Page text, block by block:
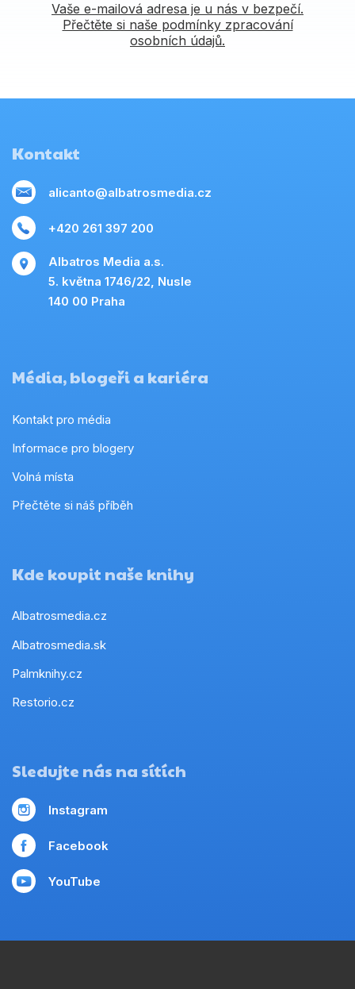
Vaše e-mailová adresa je u nás v bezpečí.
Přečtěte si naše podmínky zpracování
osobních údajů.
Kontakt
alicanto@albatrosmedia.cz
+420 261 397 200
Albatros Media a.s.
5. května 1746/22, Nusle
140 00 Praha
Média, blogeři a kariéra
Kontakt pro média
Informace pro blogery
Volná místa
Přečtěte si náš příběh
Kde koupit naše knihy
Albatrosmedia.cz
Albatrosmedia.sk
Palmknihy.cz
Restorio.cz
Sledujte nás na sítích
Instagram
Facebook
YouTube